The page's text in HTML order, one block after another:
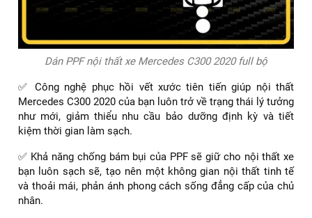
Dán PPF nội thất xe Mercedes C300 2020 full bộ
✅ Công nghệ phục hồi vết xước tiên tiến giúp nội thất
Mercedes C300 2020 của bạn luôn trở về trạng thái lý tưởng
như mới, giảm thiểu nhu cầu bảo dưỡng định kỳ và tiết
kiệm thời gian làm sạch.
✅ Khả năng chống bám bụi của PPF sẽ giữ cho nội thất xe
bạn luôn sạch sẽ, tạo nên một không gian nội thất tinh tế
và thoải mái, phản ánh phong cách sống đẳng cấp của chủ
nhân.